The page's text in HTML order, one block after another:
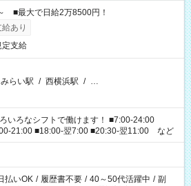
■最大で日給2万8500円！
あり
定支給
らい駅 / 西横浜駅 / …
いろなシフトで働けます！ ■7:00-24:00
21:00 ■18:00-翌7:00 ■20:30-翌11:00 など
払いOK / 履歴書不要 / 40～50代活躍中 / 副